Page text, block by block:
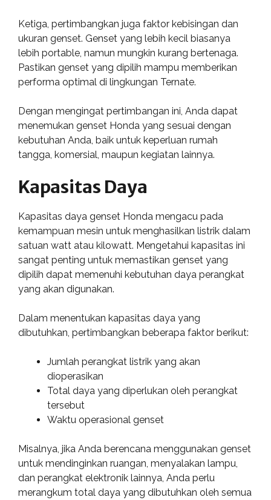
Ketiga, pertimbangkan juga faktor kebisingan dan
ukuran genset. Genset yang lebih kecil biasanya
lebih portable, namun mungkin kurang bertenaga.
Pastikan genset yang dipilih mampu memberikan
performa optimal di lingkungan Ternate.
Dengan mengingat pertimbangan ini, Anda dapat
menemukan genset Honda yang sesuai dengan
kebutuhan Anda, baik untuk keperluan rumah
tangga, komersial, maupun kegiatan lainnya.
Kapasitas Daya
Kapasitas daya genset Honda mengacu pada
kemampuan mesin untuk menghasilkan listrik dalam
satuan watt atau kilowatt. Mengetahui kapasitas ini
sangat penting untuk memastikan genset yang
dipilih dapat memenuhi kebutuhan daya perangkat
yang akan digunakan.
Dalam menentukan kapasitas daya yang
dibutuhkan, pertimbangkan beberapa faktor berikut:
Jumlah perangkat listrik yang akan
dioperasikan
Total daya yang diperlukan oleh perangkat
tersebut
Waktu operasional genset
Misalnya, jika Anda berencana menggunakan genset
untuk mendinginkan ruangan, menyalakan lampu,
dan perangkat elektronik lainnya, Anda perlu
merangkum total daya yang dibutuhkan oleh semua